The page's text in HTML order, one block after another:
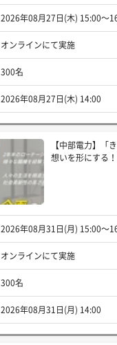
2026年08月27日(木) 15:00〜
オンラインにて実施
300名
2026年08月27日(木) 14:00
【中部電力】「
想いを形にする
2026年08月31日(月) 15:00〜
オンラインにて実施
300名
2026年08月31日(月) 14:00